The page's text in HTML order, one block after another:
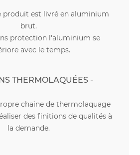
produit est livré en aluminium
brut.
protection l'aluminium se
avec le temps.
THERMOLAQUÉES
chaîne de thermolaquage
des finitions de qualités à
la demande.